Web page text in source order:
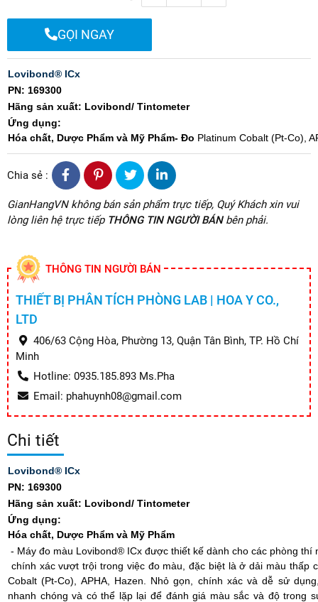
GỌI NGAY
Lovibond® ICx
PN: 169300
Hãng sản xuất: Lovibond/ Tintometer
Ứng dụng:
Hóa chất, Dược Phẩm và Mỹ Phẩm- Đo Platinum Cobalt (Pt-Co),
Chia sẻ :
GianHangVN không bán sản phẩm trực tiếp, Quý Khách xin vui
lòng liên hệ trực tiếp THÔNG TIN NGƯỜI BÁNbên phải.
THÔNG TIN NGƯỜI BÁN
THIẾT BỊ PHÂN TÍCH PHÒNG LAB | HOA Y CO.,
LTD
406/63 Cộng Hòa, Phường 13, Quận Tân Bình, TP. Hồ Chí
Minh
Hotline: 0935.185.893 Ms.Pha
Email: phahuynh08@gmail.com
Chi tiết
Lovibond® ICx
PN: 169300
Hãng sản xuất: Lovibond/ Tintometer
Ứng dụng:
Hóa chất, Dược Phẩm và Mỹ Phẩm
- Máy đo màu Lovibond® ICx được thiết kế dành cho các phòng thí
chính xác vượt trội trong việc đo màu, đặc biệt là ở dải màu thấp
Cobalt (Pt-Co), APHA, Hazen. Nhỏ gọn, chính xác và dễ sử
nhanh chóng và có thể lặp lại để đánh giá màu sắc và độ trong